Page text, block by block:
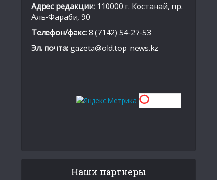
Адрес редакции: 110000 г. Костанай, пр.
Аль-Фараби, 90
Телефон/факс:8 (7142) 54-27-53
Эл. почта: gazeta@old.top-news.kz
Наши партнеры